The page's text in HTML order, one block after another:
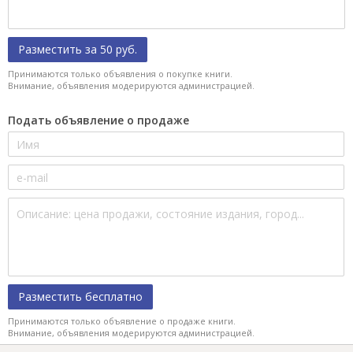
Разместить за 50 руб.
Принимаются только объявления о покупке книги.
Внимание, объявления модерируются администрацией.
Подать объявление о продаже
Разместить бесплатно
Принимаются только объявление о продаже книги.
Внимание, объявления модерируются администрацией.